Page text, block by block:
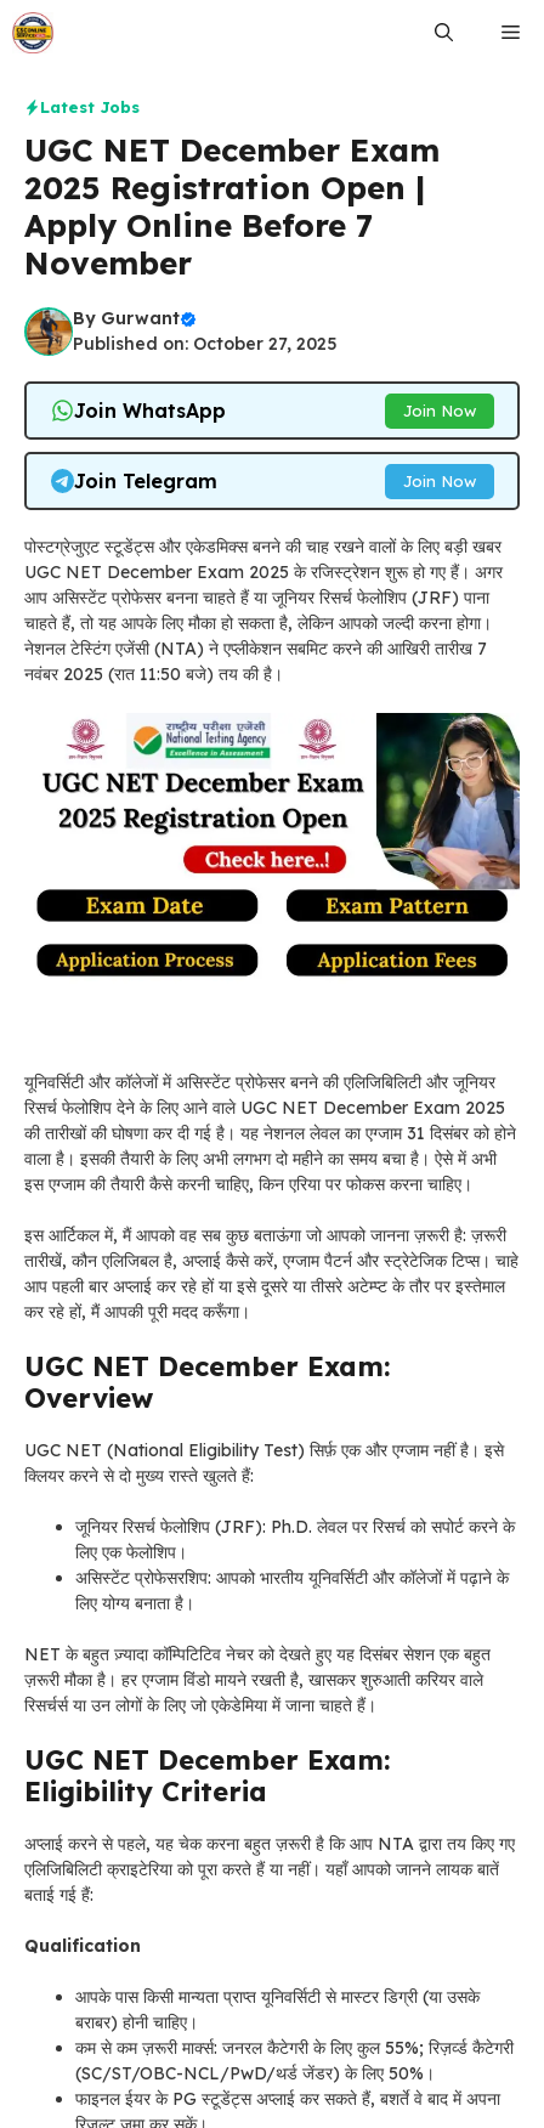
Skip
to
Latest Jobs
UGC NET December Exam
2025 Registration Open |
Apply Online Before 7
November
By Gurwant
Published on: October 27, 2025
Join WhatsApp Join Now
Join Telegram Join Now
पोस्टग्रेजुएट स्टूडेंट्स और एकेडमिक्स बनने की चाह रखने वालों के लिए बड़ी खबर
UGC NET December Exam 2025 के रजिस्ट्रेशन शुरू हो गए हैं। अगर
आप असिस्टेंट प्रोफेसर बनना चाहते हैं या जूनियर रिसर्च फेलोशिप (JRF) पाना
चाहते हैं, तो यह आपके लिए मौका हो सकता है, लेकिन आपको जल्दी करना होगा।
नेशनल टेस्टिंग एजेंसी (NTA) ने एप्लीकेशन सबमिट करने की आखिरी तारीख 7
नवंबर 2025 (रात 11:50 बजे) तय की है।
यूनिवर्सिटी और कॉलेजों में असिस्टेंट प्रोफेसर बनने की एलिजिबिलिटी और जूनियर
रिसर्च फेलोशिप देने के लिए आने वाले UGC NET December Exam 2025
की तारीखों की घोषणा कर दी गई है। यह नेशनल लेवल का एग्जाम 31 दिसंबर को होने
वाला है। इसकी तैयारी के लिए अभी लगभग दो महीने का समय बचा है। ऐसे में अभी
इस एग्जाम की तैयारी कैसे करनी चाहिए, किन एरिया पर फोकस करना चाहिए।
इस आर्टिकल में, मैं आपको वह सब कुछ बताऊंगा जो आपको जानना ज़रूरी है: ज़रूरी
तारीखें, कौन एलिजिबल है, अप्लाई कैसे करें, एग्जाम पैटर्न और स्ट्रेटेजिक टिप्स। चाहे
आप पहली बार अप्लाई कर रहे हों या इसे दूसरे या तीसरे अटेम्प्ट के तौर पर इस्तेमाल
कर रहे हों, मैं आपकी पूरी मदद करूँगा।
UGC NET December Exam:
Overview
UGC NET (National Eligibility Test) सिर्फ़ एक और एग्जाम नहीं है। इसे
क्लियर करने से दो मुख्य रास्ते खुलते हैं:
जूनियर रिसर्च फेलोशिप (JRF): Ph.D. लेवल पर रिसर्च को सपोर्ट करने के
लिए एक फेलोशिप।
असिस्टेंट प्रोफेसरशिप: आपको भारतीय यूनिवर्सिटी और कॉलेजों में पढ़ाने के
लिए योग्य बनाता है।
NET के बहुत ज़्यादा कॉम्पिटिटिव नेचर को देखते हुए यह दिसंबर सेशन एक बहुत
ज़रूरी मौका है। हर एग्जाम विंडो मायने रखती है, खासकर शुरुआती करियर वाले
रिसर्चर्स या उन लोगों के लिए जो एकेडेमिया में जाना चाहते हैं।
UGC NET December Exam:
Eligibility Criteria
अप्लाई करने से पहले, यह चेक करना बहुत ज़रूरी है कि आप NTA द्वारा तय किए गए
एलिजिबिलिटी क्राइटेरिया को पूरा करते हैं या नहीं। यहाँ आपको जानने लायक बातें
बताई गई हैं:
Qualification
आपके पास किसी मान्यता प्राप्त यूनिवर्सिटी से मास्टर डिग्री (या उसके
बराबर) होनी चाहिए।
कम से कम ज़रूरी मार्क्स: जनरल कैटेगरी के लिए कुल 55%; रिज़र्व्ड कैटेगरी
(SC/ST/OBC-NCL/PwD/थर्ड जेंडर) के लिए 50%।
फाइनल ईयर के PG स्टूडेंट्स अप्लाई कर सकते हैं, बशर्ते वे बाद में अपना